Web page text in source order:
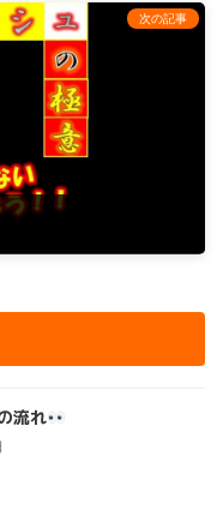
次の記事
流れ